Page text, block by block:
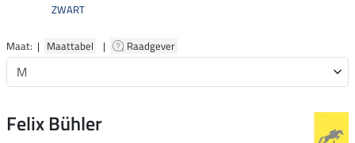
ZWART
Maat: | Maattabel | Raadgever
Felix Bühler